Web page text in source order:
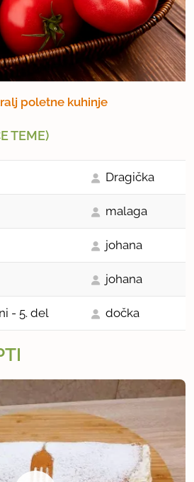
poletne kuhinje
TEME)
Dragička
malaga
johana
johana
- 5. del dočka